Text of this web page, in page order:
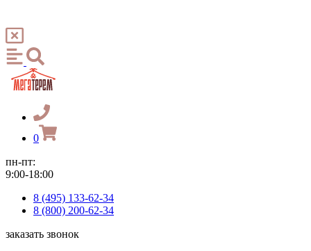
0
пн-пт:
9:00-18:00
8 (495) 133-62-34
8 (800) 200-62-34
заказать звонок